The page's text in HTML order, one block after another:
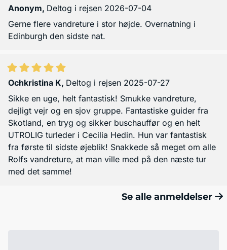
Anonym, Deltog i rejsen 2026-07-04
Gerne flere vandreture i stor højde. Overnatning i
Edinburgh den sidste nat.
Ochkristina K, Deltog i rejsen 2025-07-27
Sikke en uge, helt fantastisk! Smukke vandreture,
dejligt vejr og en sjov gruppe. Fantastiske guider fra
Skotland, en tryg og sikker buschauffør og en helt
UTROLIG turleder i Cecilia Hedin. Hun var fantastisk
fra første til sidste øjeblik! Snakkede så meget om alle
Rolfs vandreture, at man ville med på den næste tur
med det samme!
Se alle anmeldelser